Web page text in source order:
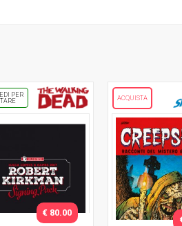
PER
€ 80.00
ACQUISTA